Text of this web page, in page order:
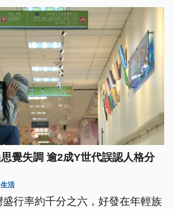
覺失調 逾2成Y世代誤認人格分
生活
行率約千分之六，好發在年輕族